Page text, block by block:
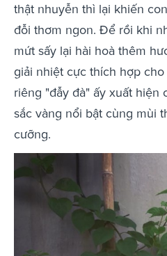
thật nhuyễn thì lại khiến
đỗi thơm ngon. Để rồi khi
mứt sấy lại hài hoà thêm
giải nhiệt cực thích hợp cho
riêng "đẫy đà" ấy xuất hiện
sắc vàng nổi bật cùng mùi
cưỡng.